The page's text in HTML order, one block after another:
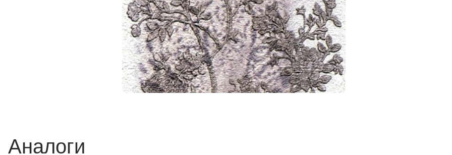
Аналоги